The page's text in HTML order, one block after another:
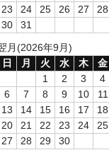
23
24 25 26 27 28
30
31
月(2026年9月)
日
月 火 水 木 金
1
2 3 4
6
7 8 9 10 11
13
14 15 16 17 18
20
21 22 23 24 25
27
28 29
30